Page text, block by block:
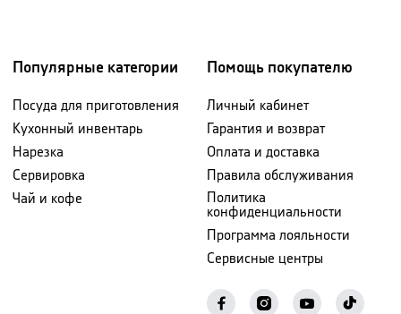
Популярные категории
Посуда для приготовления
Кухонный инвентарь
Нарезка
Сервировка
Чай и кофе
Помощь покупателю
Личный кабинет
Гарантия и возврат
Оплата и доставка
Правила обслуживания
Политика
конфиденциальности
Программа лояльности
Сервисные центры